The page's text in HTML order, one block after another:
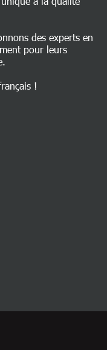
des experts en
pour leurs
!